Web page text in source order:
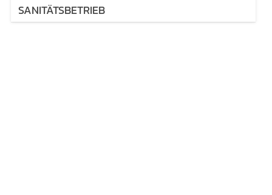
SANITÄTSBETRIEB